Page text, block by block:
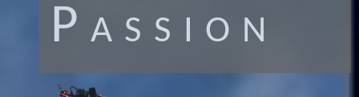
P a s s i o n